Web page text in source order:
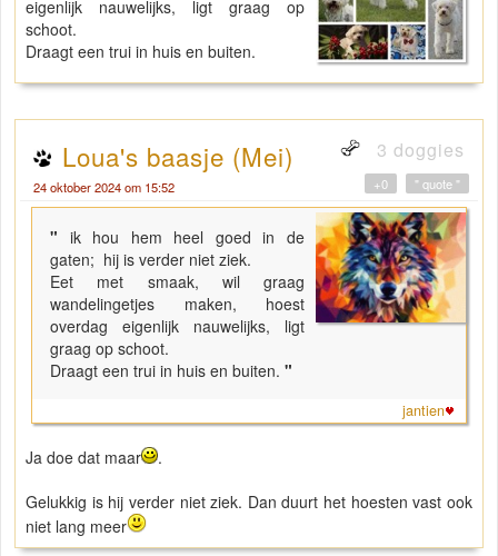
eigenlijk nauwelijks, ligt graag op
schoot.
Draagt een trui in huis en buiten.
Loua's baasje (Mei) 3 doggies
24 oktober 2024 om 15:52 " quote "
+0
" ik hou hem heel goed in de
gaten; hij is verder niet ziek.
Eet met smaak, wil graag
wandelingetjes maken, hoest
overdag eigenlijk nauwelijks, ligt
graag op schoot.
Draagt een trui in huis en buiten. "
jantien
Ja doe dat maar
.
Gelukkig is hij verder niet ziek. Dan duurt het hoesten vast ook
niet lang meer